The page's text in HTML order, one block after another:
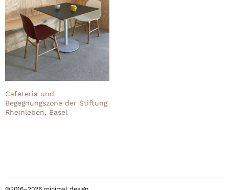
Cafeteria und
Begegnungszone der Stiftung
Rheinleben, Basel